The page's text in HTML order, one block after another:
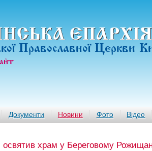
ЄПАРХIЯ
Православної Церкви
Документи Новини Фото Відео
храм у Береговому